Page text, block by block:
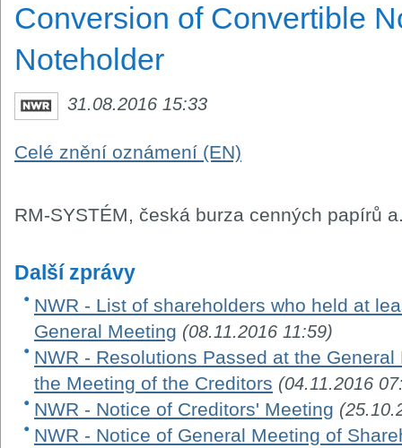
Conversion of Convertible
Noteholder
31.08.2016 15:33
Celé znění oznámení (EN)
RM-SYSTÉM, česká burza cenných papírů
Další zprávy
NWR - List of shareholders who held at
General Meeting (08.11.2016 11:59)
NWR - Resolutions Passed at the
the Meeting of the Creditors (04.11.2016
NWR - Notice of Creditors' Meeting
NWR - Notice of General Meeting of